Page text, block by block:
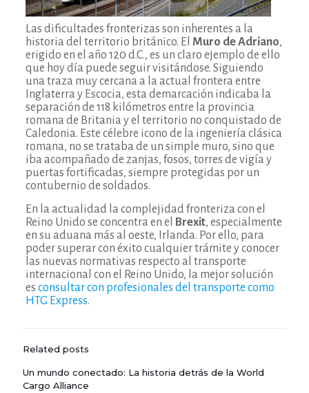
Las dificultades fronterizas son inherentes a la
historia del territorio británico. El Muro de Adriano,
erigido en el año 120 d.C., es un claro ejemplo de ello
que hoy día puede seguir visitándose. Siguiendo
una traza muy cercana a la actual frontera entre
Inglaterra y Escocia, esta demarcación indicaba la
separación de 118 kilómetros entre la provincia
romana de Britania y el territorio no conquistado de
Caledonia. Este célebre icono de la ingeniería clásica
romana, no se trataba de un simple muro, sino que
iba acompañado de zanjas, fosos, torres de vigía y
puertas fortificadas, siempre protegidas por un
contubernio de soldados.
En la actualidad la complejidad fronteriza con el
Reino Unido se concentra en el
Brexit, especialmente
en su aduana más al oeste, Irlanda. Por ello, para
poder superar con éxito cualquier trámite y conocer
las nuevas normativas respecto al transporte
internacional con el Reino Unido, la mejor solución
es consultar con profesionales del transporte como
HTG Express.
Related posts
Un mundo conectado: La historia detrás de la World
Cargo Alliance